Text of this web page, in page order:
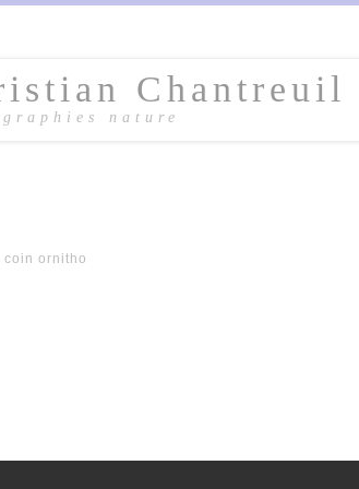
Chantreuil
nature
coin ornitho